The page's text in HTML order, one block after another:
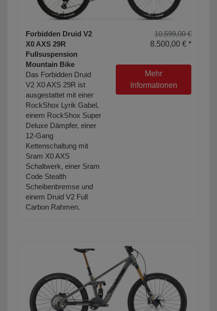
Forbidden Druid V2
X0 AXS 29R
Fullsuspension
Mountain Bike
Das Forbidden Druid
V2 X0 AXS 29R ist
ausgestattet mit einer
RockShox Lyrik Gabel,
einem RockShox Super
Deluxe Dämpfer, einer
12-Gang
Kettenschaltung mit
Sram X0 AXS
Schaltwerk, einer Sram
Code Stealth
Scheibenbremse und
einem Druid V2 Full
Carbon Rahmen.
10.599,00 €
8.500,00 € *
Mehr
Informationen